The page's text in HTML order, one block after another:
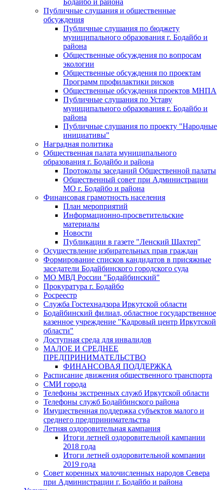
Бодайбо и района
Публичные слушания и общественные
обсуждения
Публичные слушания по бюджету
муниципального образования г. Бодайбо и
района
Общественные обсуждения по вопросам
экологии
Общественные обсуждения по проектам
Программ профилактики рисков
Общественные обсуждения проектов МНПА
Публичные слушания по Уставу
муниципального образования г. Бодайбо и
района
Публичные слушания по проекту "Народные
инициативы"
Наградная политика
Общественная палата муниципального
образования г. Бодайбо и района
Протоколы заседаний Общественной палаты
Общественный совет при Администрации
МО г. Бодайбо и района
Финансовая грамотность населения
План мероприятий
Информационно-просветительские
материалы
Новости
Публикации в газете "Ленский Шахтер"
Осуществление избирательных прав граждан
Формирование списков кандидатов в присяжные
заседатели Бодайбинского городского суда
МО МВД России "Бодайбинский"
Прокуратура г. Бодайбо
Росреестр
Служба Гостехнадзора Иркутской области
Бодайбинский филиал, областное государственное
казенное учреждение "Кадровый центр Иркутской
области"
Доступная среда для инвалидов
МАЛОЕ И СРЕДНЕЕ
ПРЕДПРИНИМАТЕЛЬСТВО
ФИНАНСОВАЯ ПОДДЕРЖКА
Расписание движения общественного транспорта
СМИ города
Телефоны экстренных служб Иркутской области
Телефоны служб Бодайбинского района
Имущественная поддержка субъектов малого и
среднего предпринимательства
Летняя оздоровительная кампания
Итоги летней оздоровительной кампании
2018 года
Итоги летней оздоровительной компании
2019 года
Совет коренных малочисленных народов Севера
при Администрации г. Бодайбо и района